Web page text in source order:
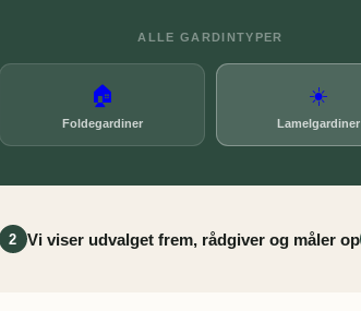
ALLE GARDINTYPER
🏠
Foldegardiner
☀️
Lamelgardiner
2 Vi viser udvalget frem, rådgiver og måler op